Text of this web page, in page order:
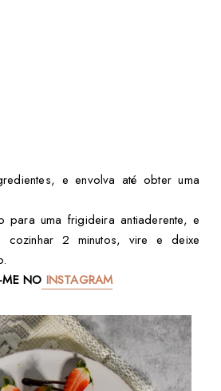
e envolva até obter uma
uma frigideira antiaderente, e
cozinhar 2 minutos, vire e deixe
NO INSTAGRAM